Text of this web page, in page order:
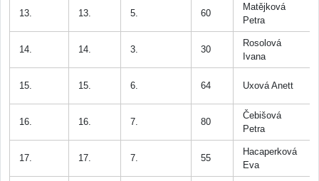
13. 13. 5. 60
Matějková
Petra
14. 14. 3. 30
Rosolová
Ivana
15. 15. 6. 64 Uxová Anett
16. 16. 7. 80
Čebišová
Petra
17. 17. 7. 55
Hacaperková
Eva